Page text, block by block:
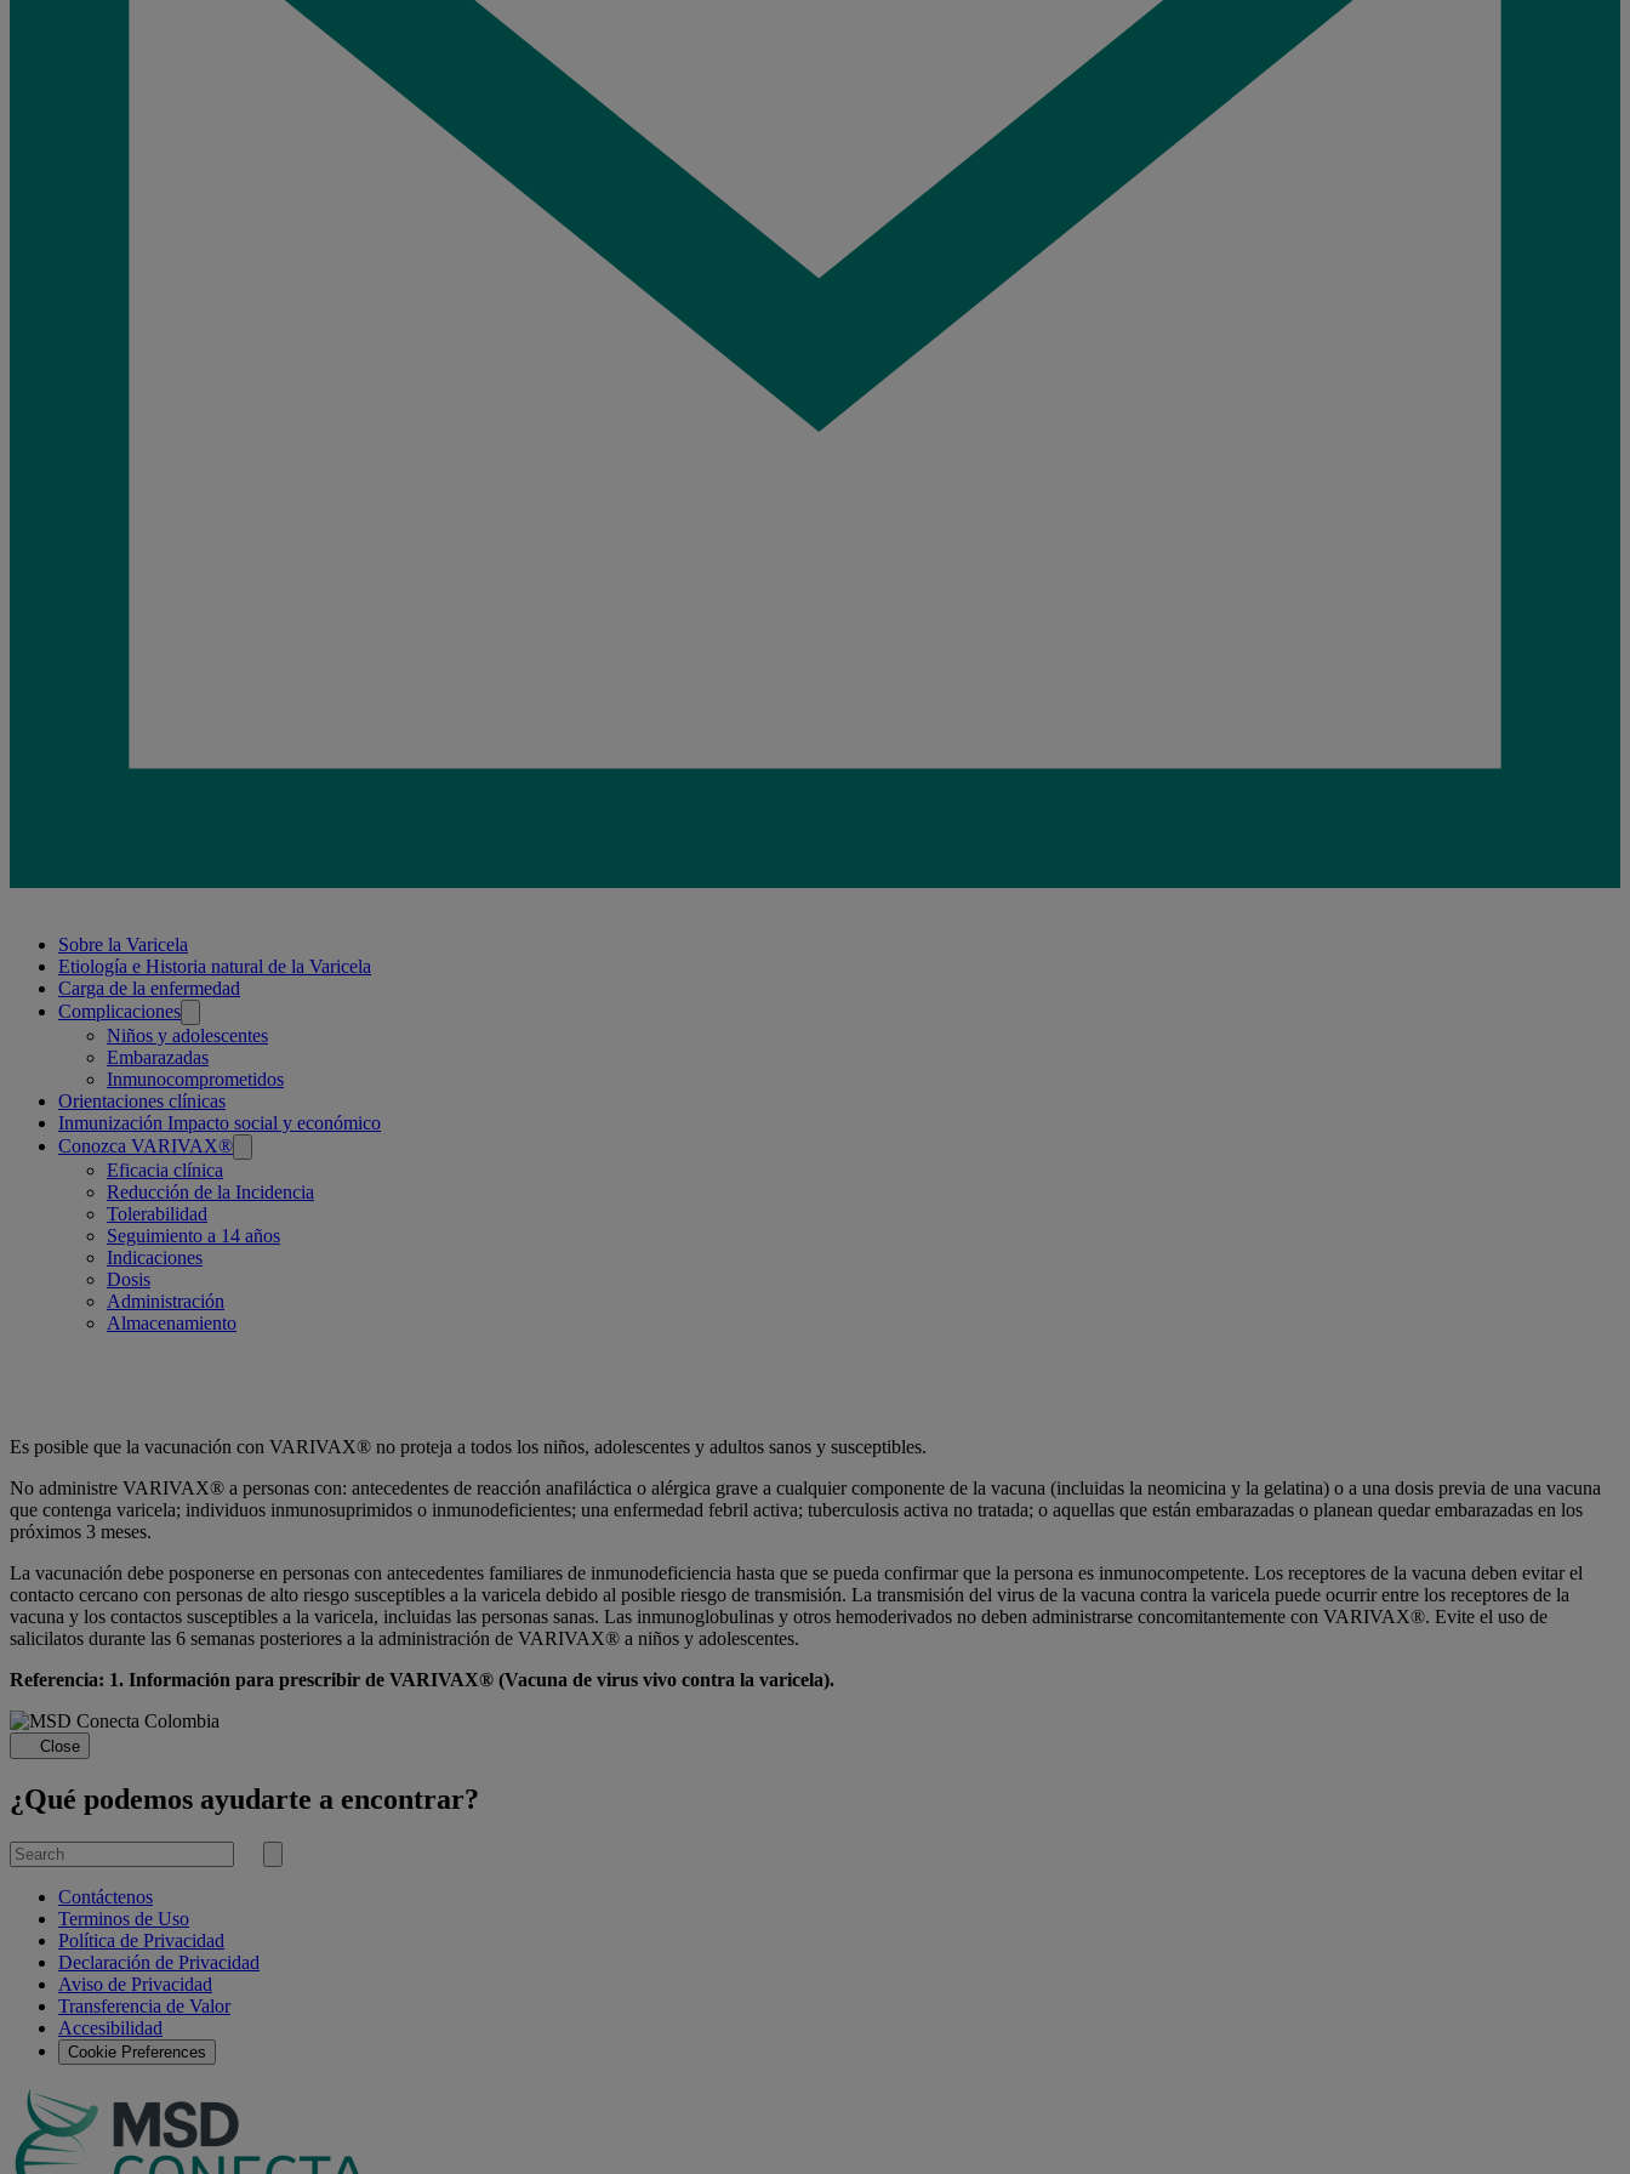
Related
pages
Sobre la Varicela
Etiología e Historia natural de la Varicela
Carga de la enfermedad
Complicaciones
Niños y adolescentes
Embarazadas
Inmunocomprometidos
Orientaciones clínicas
Inmunización Impacto social y económico
Conozca VARIVAX®
Eficacia clínica
Reducción de la Incidencia
Tolerabilidad
Seguimiento a 14 años
Indicaciones
Dosis
Administración
Almacenamiento
Es posible que la vacunación con VARIVAX® no proteja a todos los niños, adolescentes y adultos sanos y susceptibles.
No administre VARIVAX® a personas con: antecedentes de reacción anafiláctica o alérgica grave a cualquier componente de la vacuna (incluidas la neomicina y la gelatina) o a una dosis previa de una vacuna
que contenga varicela; individuos inmunosuprimidos o inmunodeficientes; una enfermedad febril activa; tuberculosis activa no tratada; o aquellas que están embarazadas o planean quedar embarazadas en los
próximos 3 meses.
La vacunación debe posponerse en personas con antecedentes familiares de inmunodeficiencia hasta que se pueda confirmar que la persona es inmunocompetente. Los receptores de la vacuna deben evitar el
contacto cercano con personas de alto riesgo susceptibles a la varicela debido al posible riesgo de transmisión. La transmisión del virus de la vacuna contra la varicela puede ocurrir entre los receptores de la
vacuna y los contactos susceptibles a la varicela, incluidas las personas sanas. Las inmunoglobulinas y otros hemoderivados no deben administrarse concomitantemente con VARIVAX®. Evite el uso de
salicilatos durante las 6 semanas posteriores a la administración de VARIVAX® a niños y adolescentes.
Referencia: 1. Información para prescribir de VARIVAX® (Vacuna de virus vivo contra la varicela).
Close
¿Qué podemos ayudarte a encontrar?
Search
for
Submit
Contáctenos
Terminos de Uso
Política de Privacidad
Declaración de Privacidad
Aviso de Privacidad
Transferencia de Valor
Accesibilidad
Cookie Preferences